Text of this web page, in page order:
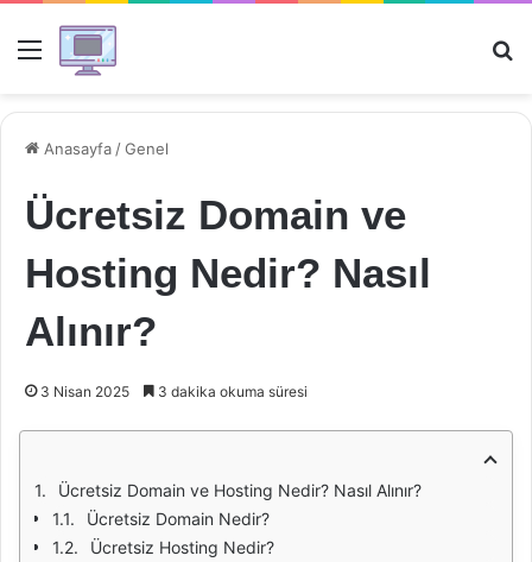
Menü
Anasayfa /Genel
Ücretsiz Domain ve
Hosting Nedir? Nasıl
Alınır?
3 Nisan 2025 3 dakika okuma süresi
Ücretsiz Domain ve Hosting Nedir? Nasıl Alınır?
Ücretsiz Domain Nedir?
Ücretsiz Hosting Nedir?